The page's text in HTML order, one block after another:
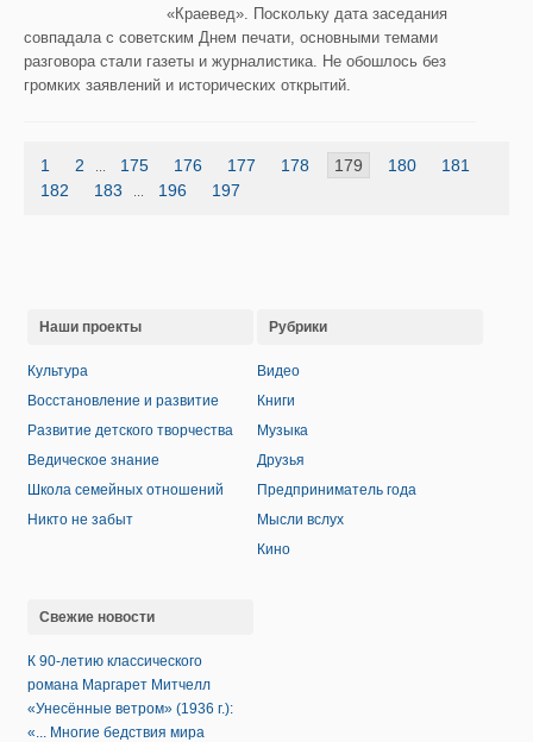
«Краевед». Поскольку дата заседания
совпадала с советским Днем печати, основными темами
разговора стали газеты и журналистика. Не обошлось без
громких заявлений и исторических открытий.
1 2 175 176 177 178 179 180
181
182
183 196 197
Наши проекты
Культура
Восстановление и развитие
Развитие детского творчества
Ведическое знание
Школа семейных отношений
Никто не забыт
Рубрики
Видео
Книги
Музыка
Друзья
Предприниматель года
Мысли вслух
Кино
Свежие новости
К 90-летию классического
романа Маргарет Митчелл
«Унесённые ветром» (1936 г.):
«... Многие бедствия мира